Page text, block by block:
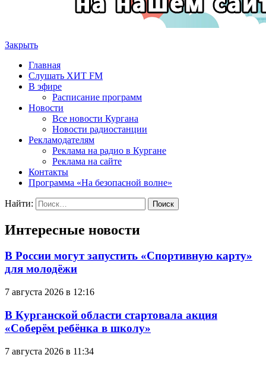
Закрыть
Главная
Слушать ХИТ FM
В эфире
Расписание программ
Новости
Все новости Кургана
Новости радиостанции
Рекламодателям
Реклама на радио в Кургане
Реклама на сайте
Контакты
Программа «На безопасной волне»
Найти:
Интересные новости
В России могут запустить «Спортивную карту»
для молодёжи
7 августа 2026 в 12:16
В Курганской области стартовала акция
«Соберём ребёнка в школу»
7 августа 2026 в 11:34